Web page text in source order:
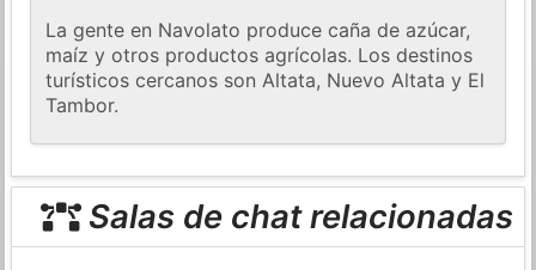
La gente en Navolato produce caña de azúcar,
maíz y otros productos agrícolas. Los destinos
turísticos cercanos son Altata, Nuevo Altata y El
Tambor.
Salas de chat relacionadas